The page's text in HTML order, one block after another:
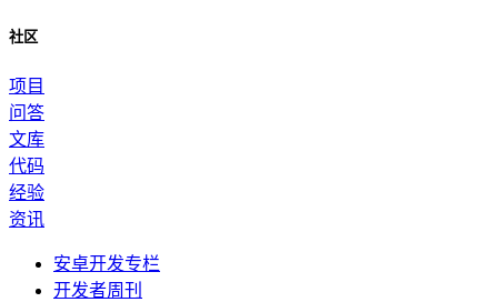
社区
项目
问答
文库
代码
经验
资讯
安卓开发专栏
开发者周刊